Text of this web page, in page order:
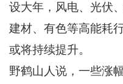
设大年，风电、光伏
建材、有色等高能耗
或将持续提升。
野鹤山人说，一些涨